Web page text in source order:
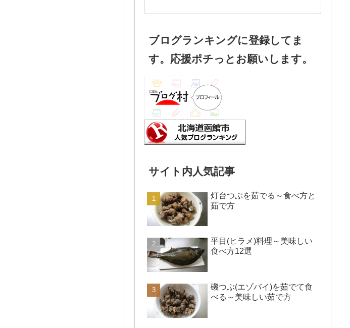
ブログランキングに登録してま
す。応援ポチっとお願いします。
サイト内人気記事
灯台つぶを茹でる～食べ方と
茹で方
平目(ヒラメ)料理～美味しい
食べ方12選
磯つぶ(エゾバイ)を茹でて食
べる～美味しい茹で方